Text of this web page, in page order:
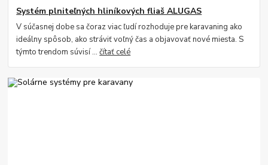
Systém plniteľných hliníkových fliaš ALUGAS
V súčasnej dobe sa čoraz viac ľudí rozhoduje pre karavaning ako
ideálny spôsob, ako stráviť voľný čas a objavovať nové miesta. S
týmto trendom súvisí ...čítať celé